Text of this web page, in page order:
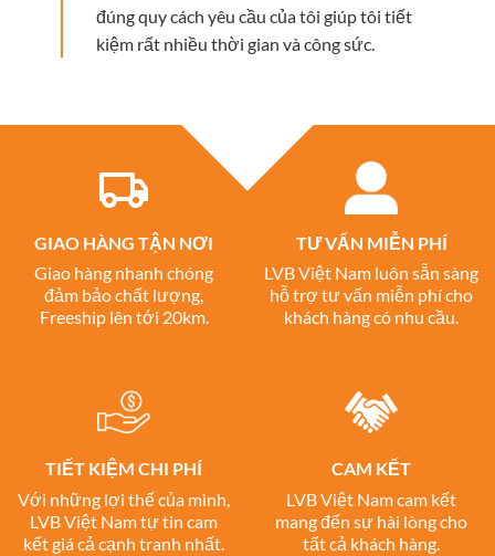
đúng quy cách yêu cầu của tôi giúp tôi tiết
kiệm rất nhiều thời gian và công sức.
GIAO HÀNG TẬN NƠI
Giao hàng nhanh chóng
đảm bảo chất lượng,
Freeship lên tới 20km.
TƯ VẤN MIỄN PHÍ
LVB Việt Nam luôn sẵn sàng
hỗ trợ tư vấn miễn phí cho
khách hàng có nhu cầu.
TIẾT KIỆM CHI PHÍ
Với những lợi thế của mình,
LVB Việt Nam tự tin cam
kết giá cả cạnh tranh nhất.
CAM KẾT
LVB Việt Nam cam kết
mang đến sự hài lòng cho
tất cả khách hàng.